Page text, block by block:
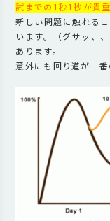
試までの1秒1秒が貴
新しい問題に触れる
います。（グサッ
あります。
意外にも回り道が一